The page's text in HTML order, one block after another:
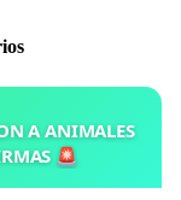
A ANIMALES
🚨